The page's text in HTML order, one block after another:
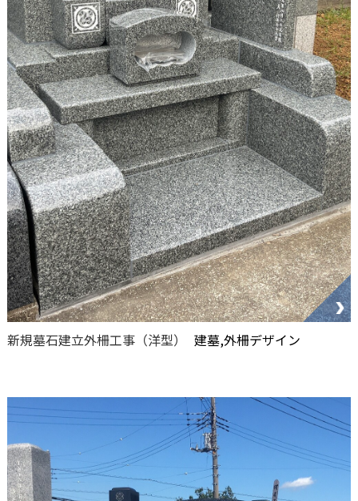
新規墓石建立外柵工事（洋型） 建墓,外柵デザイン